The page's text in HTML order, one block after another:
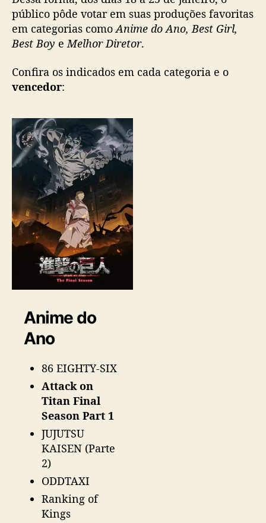
s
v
e
e
público pôde votar em suas produções favoritas
em categorias comoAnime do Ano, Best Girl,
Best Boy eMelhor Diretor.
Confira os indicados em cada categoria e o
vencedor:
Anime do
Ano
86 EIGHTY-SIX
Attack on
Titan Final
Season Part 1
JUJUTSU
KAISEN (Parte
2)
ODDTAXI
Ranking of
Kings